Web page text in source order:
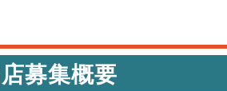
募集概要